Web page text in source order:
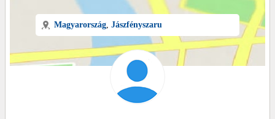
Magyarország, Jászfényszaru